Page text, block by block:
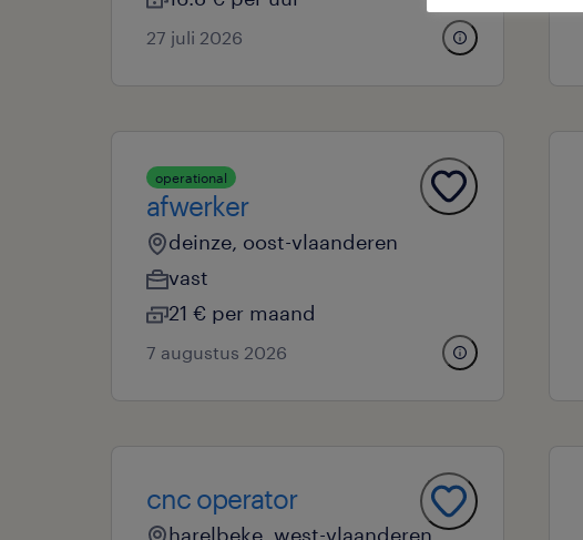
27 juli 2026
operational
afwerker
deinze, oost-vlaanderen
vast
21 € per maand
7 augustus 2026
cnc operator
harelbeke, west-vlaanderen